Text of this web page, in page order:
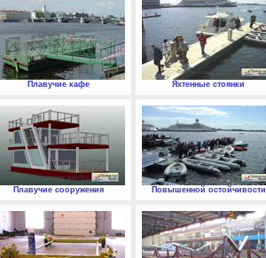
Плавучие кафе Яхтенные стоянки
Плавучие сооружения Повышенной остойчивости